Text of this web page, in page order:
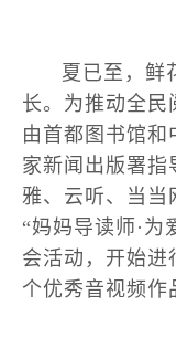
讲座联盟
阅读伴我成长
城市共读
指南
视频
夏已至，鲜花
长。为推动全民
由首都图书馆和
家新闻出版署指
雅、云听、当当
“妈妈导读师·为
会活动，开始进
个优秀音视频作